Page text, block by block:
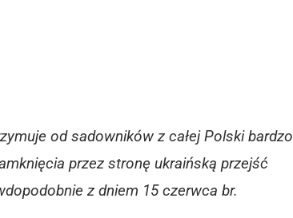
od sadowników z całej Polski bardzo
przez stronę ukraińską przejść
z dniem 15 czerwca br.